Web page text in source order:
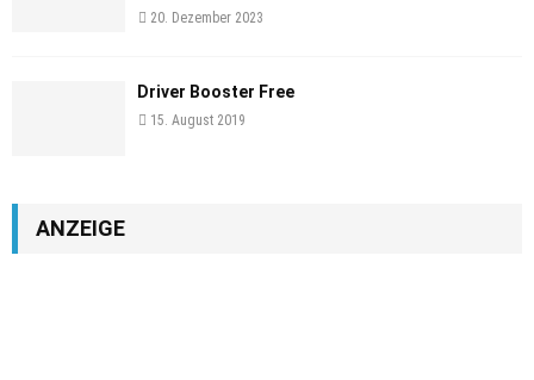
20. Dezember 2023
Driver Booster Free
15. August 2019
ANZEIGE